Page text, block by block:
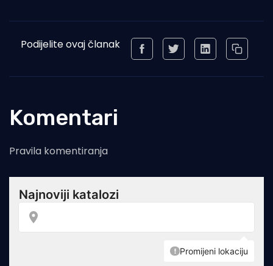
Podijelite ovaj članak
Komentari
Pravila komentiranja